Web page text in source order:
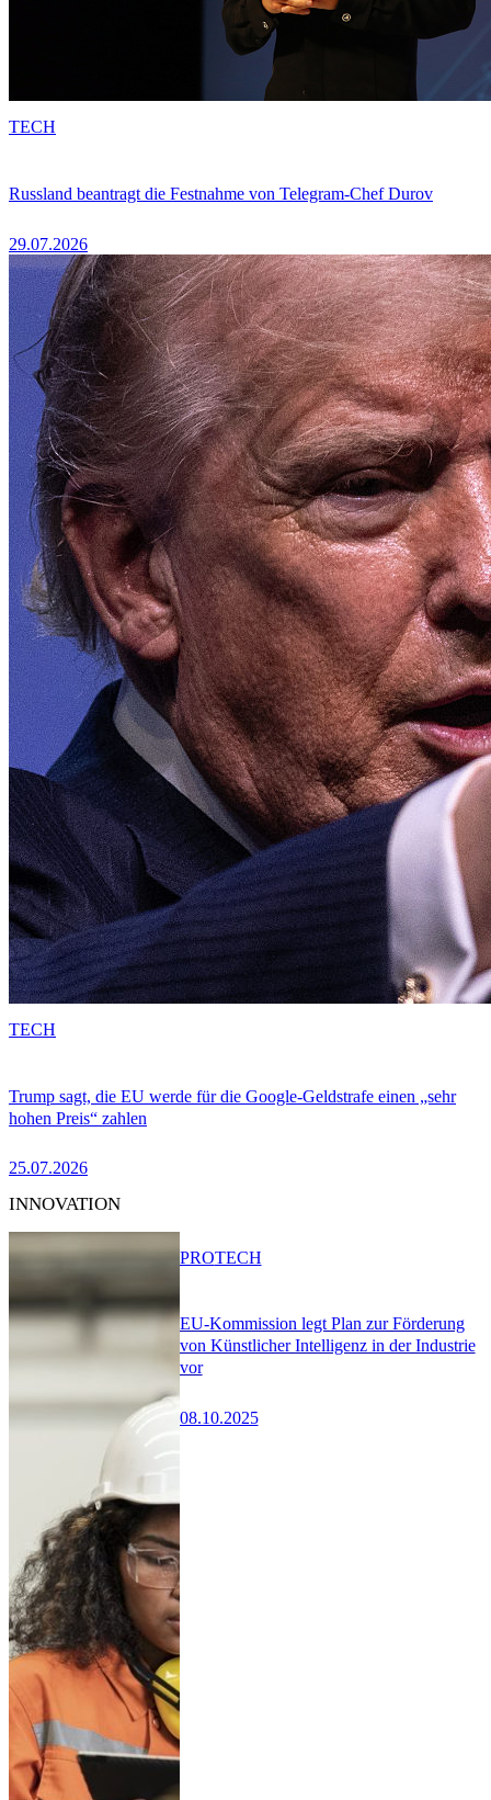
Russland beantragt die Festnahme von Telegram-Chef Durov
29.07.2026
TECH
Trump sagt, die EU werde für die Google-Geldstrafe einen „sehr
hohen Preis“ zahlen
25.07.2026
TECH
INNOVATION
EU-Kommission legt Plan zur Förderung
von Künstlicher Intelligenz in der Industrie
vor
08.10.2025
PROTECH